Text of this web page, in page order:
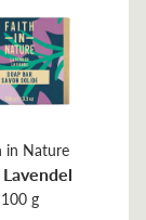
in Nature
100 g